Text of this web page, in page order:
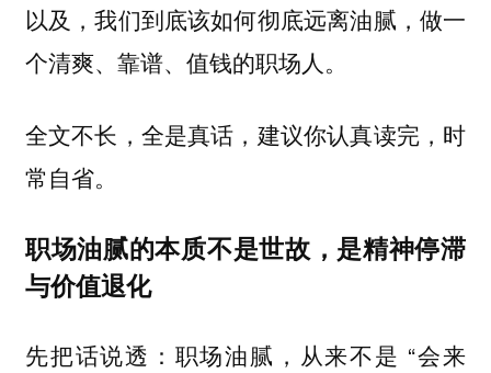
以及，我们到底该如何彻底远离油腻，做一
个清爽、靠谱、值钱的职场人。
全文不长，全是真话，建议你认真读完，时
常自省。
职场油腻的本质不是世故，是精神停滞
与价值退化
先把话说透：职场油腻，从来不是 “会来